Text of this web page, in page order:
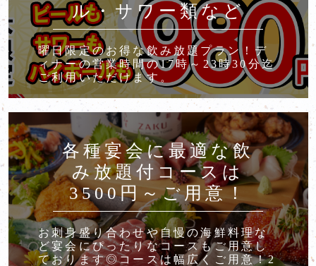
ル・サワー類など
曜日限定のお得な飲み放題プラン！デ
ィナーの営業時間の17時～23時30分迄
ご利用いただけます。
各種宴会に最適な飲
み放題付コースは
3500円～ご用意！
お刺身盛り合わせや自慢の海鮮料理な
ど宴会にぴったりなコースもご用意し
ております◎コースは幅広くご用意！2